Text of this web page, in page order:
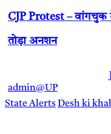
CJP Protest – वांगचुक
तोड़ा अनशन
admin@UP
State AlertsDesh ki